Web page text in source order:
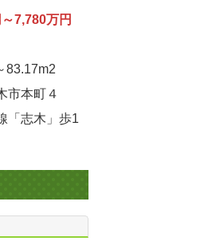
7,780万円
83.17m2
市本町４
「志木」歩1